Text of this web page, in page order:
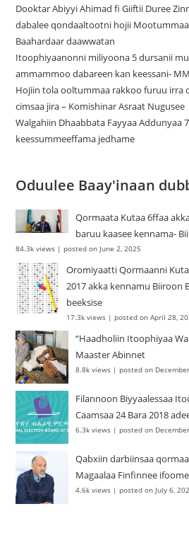
Dooktar Abiyyi Ahimad fi Giiftii Duree
dabalee qondaaltootni hojii
Baahardaar daawwatan
Itoophiyaanonni miliyoona 5 dursanii
ammammoo dabareen kan keessani-
Hojiin tola ooltummaa rakkoo furuu irra
cimsaa jira – Komishinar Asraat Nugusee
Walgahiin Dhaabbata Fayyaa Addunyaa
keessummeeffama jedhame
Oduulee Baay'inaan
Qormaata Kutaa 6ffaa
baruu kaasee kennama-
84.3k views |posted on June 2, 2025
Oromiyaatti Qormaanni
2017 akka kennamu Biiroon
beeksise
17.3k views |posted on April 28,
“Haadholiin Itoophiyaa
Maaster Abinnet
8.8k views |posted on
Filannoon Biyyaalessaa
Caamsaa 24 Bara 2018
6.3k views |posted on
Qabxiin darbiinsaa
Magaalaa Finfinnee ifoome
4.6k views |posted on July 6,